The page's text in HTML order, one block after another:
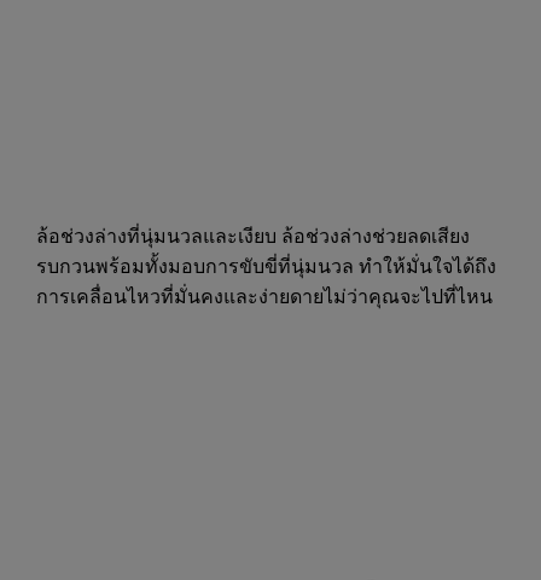
ล้อช่วงล่างที่นุ่มนวลและเงียบ ล้อช่วงล่างช่วยลดเสียง
รบกวนพร้อมทั้งมอบการขับขี่ที่นุ่มนวล ทำให้มั่นใจได้ถึง
การเคลื่อนไหวที่มั่นคงและง่ายดายไม่ว่าคุณจะไปที่ไหน